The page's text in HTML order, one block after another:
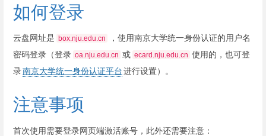
如何登录
云盘网址是 box.nju.edu.cn
，使用南京大学统一身份认证的用户名
密码登录（登录 oa.nju.edu.cn 或 ecard.nju.edu.cn 使用的，也可登
录南京大学统一身份认证平台进行设置）。
注意事项
首次使用需要登录网页端激活账号，此外还需要注意：